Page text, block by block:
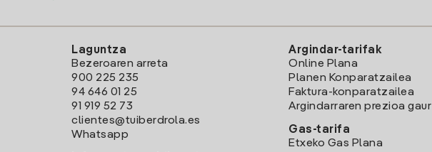
Laguntza
Bezeroaren arreta
900 225 235
94 646 01 25
91 919 52 73
clientes@tuiberdrola.es
Whatsapp
Argindar-tarifak
Online Plana
Planen Konparatzailea
Faktura-konparatzailea
Argindarraren prezioa gaur
Gas-tarifa
Etxeko Gas Plana